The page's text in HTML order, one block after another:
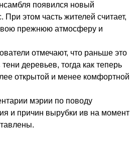
появился новый
этом часть жителей считает,
прежнюю атмосферу и
отмечают, что раньше это
деревьев, тогда как теперь
открытой и менее комфортной
мэрии по поводу
и причин вырубки ив на момент